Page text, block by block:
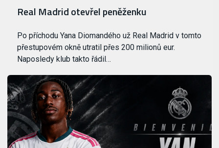
Real Madrid otevřel peněženku
Po příchodu Yana Diomandého už Real Madrid v tomto
přestupovém okně utratil přes 200 milionů eur.
Naposledy klub takto řádil…